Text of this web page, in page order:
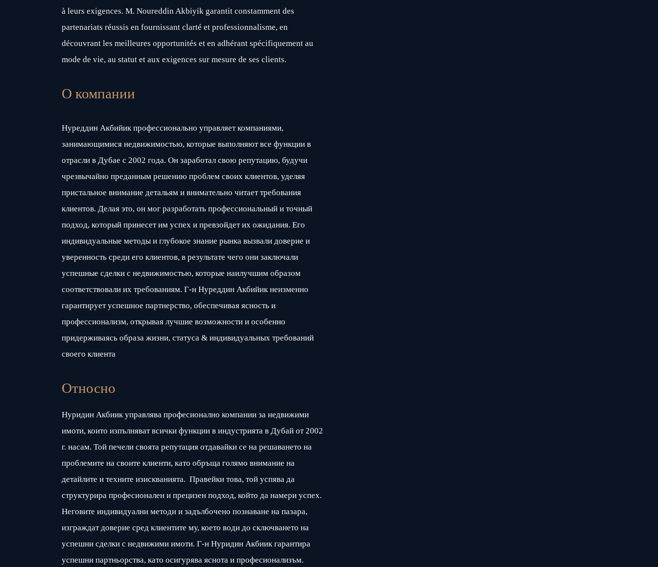
à leurs exigences. M. Noureddin Akbiyik garantit constamment des
partenariats réussis en fournissant clarté et professionnalisme, en
découvrant les meilleures opportunités et en adhérant spécifiquement au
mode de vie, au statut et aux exigences sur mesure de ses clients.
О компании
Нуреддин Акбийик профессионально управляет компаниями,
занимающимися недвижимостью, которые выполняют все функции в
отрасли в Дубае с 2002 года. Он заработал свою репутацию, будучи
чрезвычайно преданным решению проблем своих клиентов, уделяя
пристальное внимание детальям и внимательно читает требования
клиентов. Делая это, он мог разработать профессиональный и точный
подход, который принесет им успех и превзойдет их ожидания. Его
индивидуальные методы и глубокое знание рынка вызвали доверие и
уверенность среди его клиентов, в результате чего они заключали
успешные сделки с недвижимостью, которые наилучшим образом
соответствовали их требованиям. Г-н Нуреддин Акбийик неизменно
гарантирует успешное партнерство, обеспечивая ясность и
профессионализм, открывая лучшие возможности и особенно
придерживаясь образа жизни, статуса & индивидуальных требований
своего клиента
Относно
Нуридин Акбиик управлява професионално компании за недвижими
имоти, които изпълняват всички функции в индустрията в Дубай от 2002
г. насам. Той печели своята репутация отдавайки се на решаването на
проблемите на своите клиенти, като обръща голямо внимание на
детайлите и техните изискванията. Правейки това, той успява да
структурира професионален и прецизен подход, който да намери успех.
Неговите индивидуални методи и задълбочено познаване на пазара,
изграждат доверие сред клиентите му, което води до сключването на
успешни сделки с недвижими имоти. Г-н Нуридин Акбиик гарантира
успешни партньорства, като осигурява яснота и професионализъм.